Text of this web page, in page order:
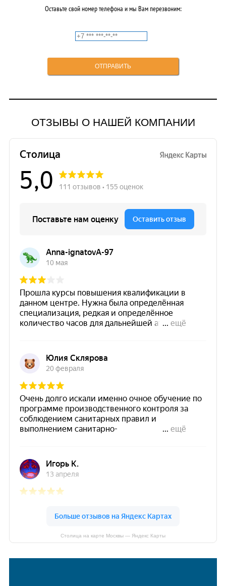
Оставьте свой номер телефона и мы Вам перезвоним:
ОТЗЫВЫ О НАШЕЙ КОМПАНИИ
Столица на карте Москвы — Яндекс Карты